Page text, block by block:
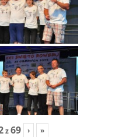
z69 › »